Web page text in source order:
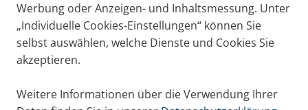
Werbung oder Anzeigen- und Inhaltsmessung. Unter
„Individuelle Cookies-Einstellungen“ können Sie
selbst auswählen, welche Dienste und Cookies Sie
akzeptieren.
Weitere Informationen über die Verwendung Ihrer
Vielen Dank!
Viele Grüße
Ihr PARI Team